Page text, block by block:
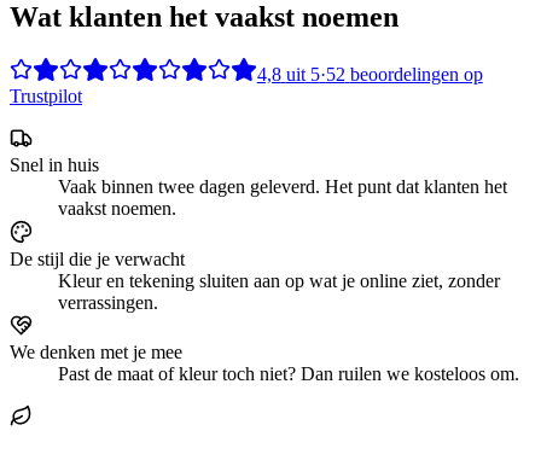
Wat klanten het vaakst noemen
4,8 uit5·52 beoordelingen op
Trustpilot
Snel in huis
Vaak binnen twee dagen geleverd. Het punt dat klanten het
vaakst noemen.
De stijl die je verwacht
Kleur en tekening sluiten aan op wat je online ziet, zonder
verrassingen.
We denken met je mee
Past de maat of kleur toch niet? Dan ruilen we kosteloos om.